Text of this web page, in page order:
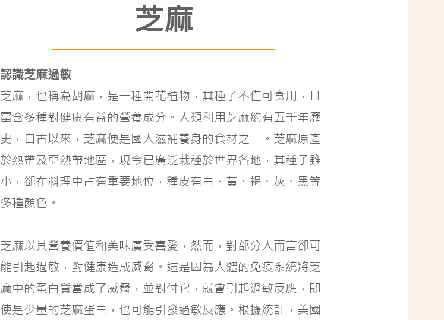
芝麻
認識芝麻過敏
芝麻，也稱為胡麻，是一種開花植物，其種子不僅可食用，且
富含多種對健康有益的營養成分。人類利用芝麻約有五千年歷
史，自古以來，芝麻便是國人滋補養身的食材之一。芝麻原產
於熱帶及亞熱帶地區，現今已廣泛栽種於世界各地，其種子雖
小，卻在料理中占有重要地位，種皮有白、黃、褐、灰、黑等
多種顏色。
芝麻以其營養價值和美味廣受喜愛，然而，對部分人而言卻可
能引起過敏，對健康造成威脅。這是因為人體的免疫系統將芝
麻中的蛋白質當成了威脅，並對付它，就會引起過敏反應，即
使是少量的芝麻蛋白，也可能引發過敏反應。根據統計，美國